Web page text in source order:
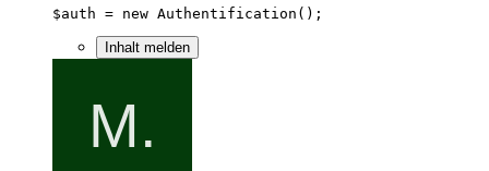
$auth = new Authentification();
Inhalt melden